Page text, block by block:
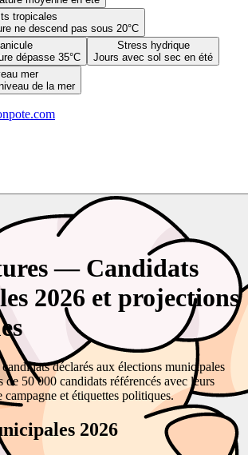
tropicales
ne descend pas sous 20°C
dépasse 35°C
Stress hydrique
Jours avec sol sec en été
mer
de la mer
— Candidats
2026 et projections
déclarés aux élections municipales
de 50 000 candidats référencés avec leurs
campagne et étiquettes politiques.
2026